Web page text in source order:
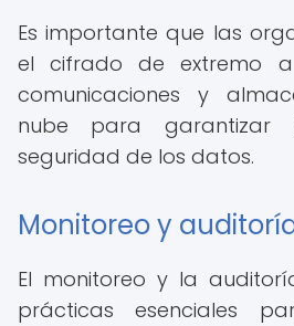
Es importante que las
el cifrado de extremo
comunicaciones y
nube para
seguridad de los datos.
Monitoreo y
El monitoreo y la
prácticas esenciales